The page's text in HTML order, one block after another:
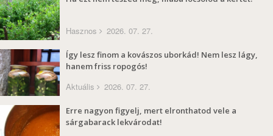
Hasznos 2026. 07. 27.
Így lesz finom a kovászos uborkád! Nem lesz lágy,
hanem friss ropogós!
Aktuális 2026. 07. 27.
Erre nagyon figyelj, mert elronthatod vele a
sárgabarack lekvárodat!